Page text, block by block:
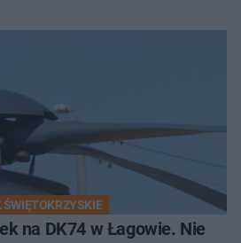
na DK74 w Łagowie. Nie